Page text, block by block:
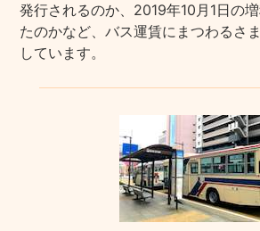
発行されるのか、2019年10月1日の
たのかなど、バス運賃にまつわるさ
しています。